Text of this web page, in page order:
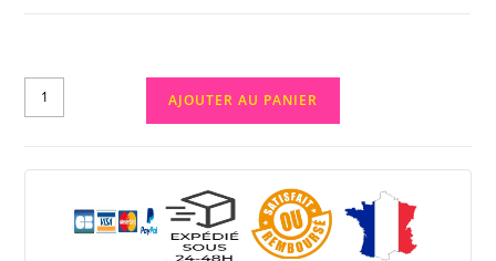
AJOUTER AU PANIER